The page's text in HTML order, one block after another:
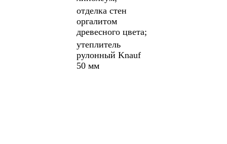
отделка стен
оргалитом
древесного цвета;
утеплитель
рулонный Knauf
50 мм